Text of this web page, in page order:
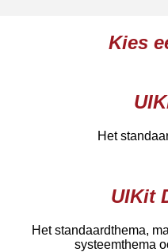
Kies
Het
UIKit
Het standaardthema,
systeemthema